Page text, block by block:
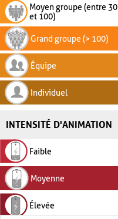
Moyen groupe (entre 30
et 100)
Grand groupe (> 100)
Équipe
Individuel
INTENSITÉ D'ANIMATION
Faible
Moyenne
Élevée